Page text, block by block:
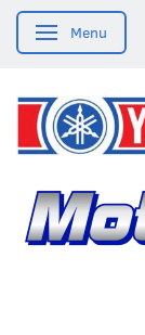
SkifteMenu